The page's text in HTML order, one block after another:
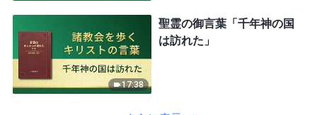
17:38
聖霊の御言葉「千年神の国
は訪れた」